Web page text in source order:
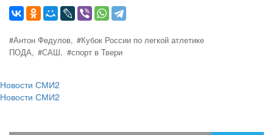
#Антон Федулов, #Кубок России по легкой атлетике
ПОДА, #САШ, #спорт в Твери
Новости СМИ2
Новости СМИ2